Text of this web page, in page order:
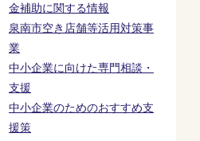
金補助に関する情報
泉南市空き店舗等活用対策事
業
中小企業に向けた専門相談・
支援
中小企業のためのおすすめ支
援策